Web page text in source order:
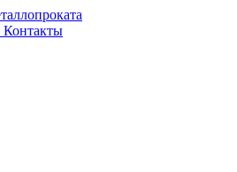
Контакты